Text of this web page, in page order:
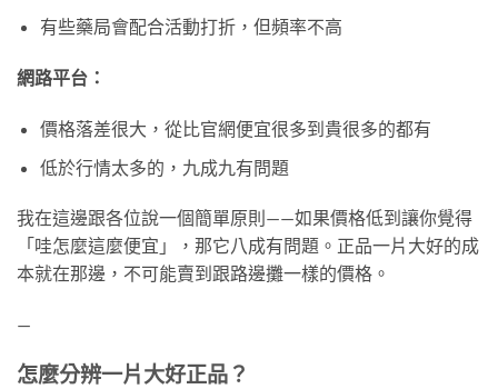
有些藥局會配合活動打折，但頻率不高
網路平台：
價格落差很大，從比官網便宜很多到貴很多的都有
低於行情太多的，九成九有問題
我在這邊跟各位說一個簡單原則——如果價格低到讓你覺得
「哇怎麼這麼便宜」，那它八成有問題。正品一片大好的成
本就在那邊，不可能賣到跟路邊攤一樣的價格。
—
怎麼分辨一片大好正品？